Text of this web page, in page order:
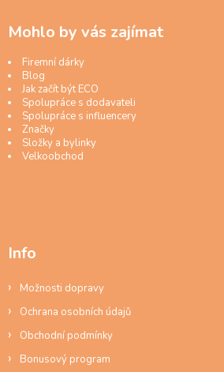
Mohlo by vás zajímat
Firemní dárky
Blog
Jak začít být ECO
Spolupráce s dodavateli
Spolupráce s influencery
Značky
Složky a bylinky
Velkoobchod
Info
Možnosti dopravy
Ochrana osobních údajů
Obchodní podmínky
Bonusový program